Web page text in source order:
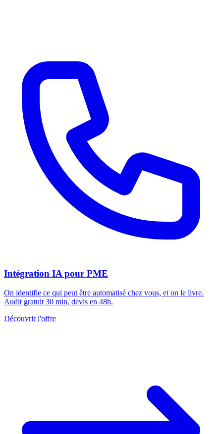
Intégration IA pour PME
On identifie ce qui peut être automatisé chez vous, et on le livre.
Audit gratuit 30 min, devis en 48h.
Découvrir l'offre